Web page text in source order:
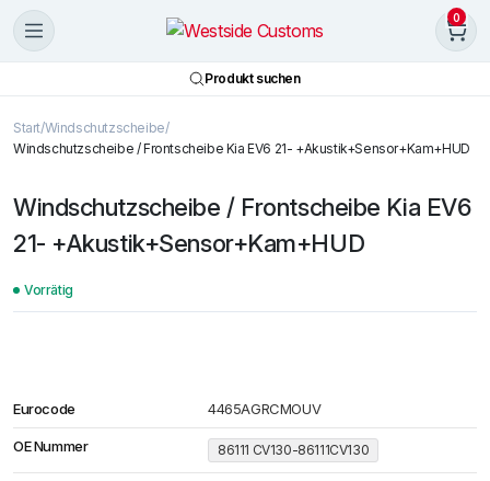
0
Produkt suchen
Start Windschutzscheibe
Windschutzscheibe / Frontscheibe Kia EV6 21- +Akustik+Sensor+Kam+HUD
Windschutzscheibe / Frontscheibe Kia EV6
21- +Akustik+Sensor+Kam+HUD
Vorrätig
Eurocode 4465AGRCMOUV
OE Nummer 86111 CV130-86111CV130